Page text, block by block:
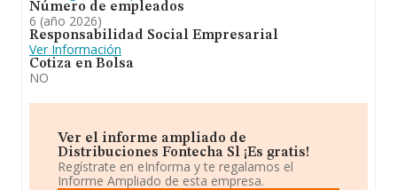
Número de empleados
6 (año 2026)
Responsabilidad Social Empresarial
Ver Información
Cotiza en Bolsa
NO
Ver el informe ampliado de
Distribuciones Fontecha Sl ¡Es gratis!
Regístrate en eInforma y te regalamos el
Informe Ampliado de esta empresa.